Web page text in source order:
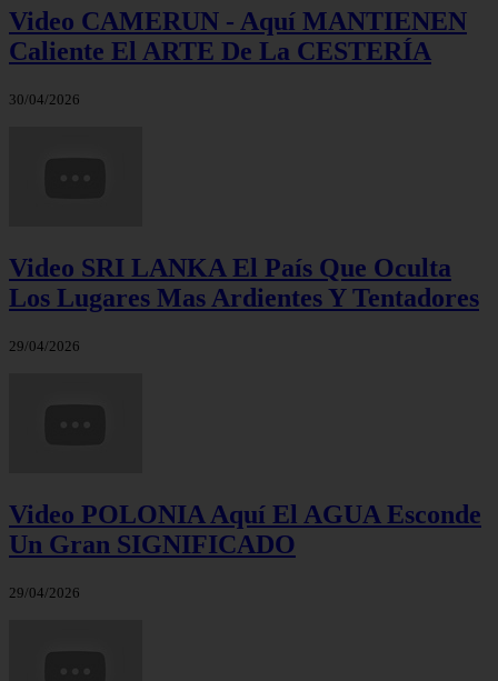
Video CAMERUN - Aquí MANTIENEN
Caliente El ARTE De La CESTERÍA
30/04/2026
Video SRI LANKA El País Que Oculta
Los Lugares Mas Ardientes Y Tentadores
29/04/2026
Video POLONIA Aquí El AGUA Esconde
Un Gran SIGNIFICADO
29/04/2026